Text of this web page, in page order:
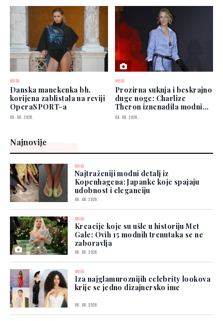
MODA
Danska manekenka bh.
korijena zablistala na reviji
OperaSPORT-a
05. 08. 2026.
MODA
Prozirna suknja i beskrajno
duge noge: Charlize
Theron iznenadila modnim
izborom
04. 08. 2026.
Najnovije
MODA
Najtraženiji modni detalj iz
Kopenhagena: Japanke koje spajaju
udobnost i eleganciju
06. 08. 2026.
MODA
Kreacije koje su ušle u historiju Met
Gale: Ovih 15 modnih trenutaka se ne
zaboravlja
06. 08. 2026.
MODA
Iza najglamuroznijih celebrity lookova
krije se jedno dizajnersko ime
06. 08. 2026.